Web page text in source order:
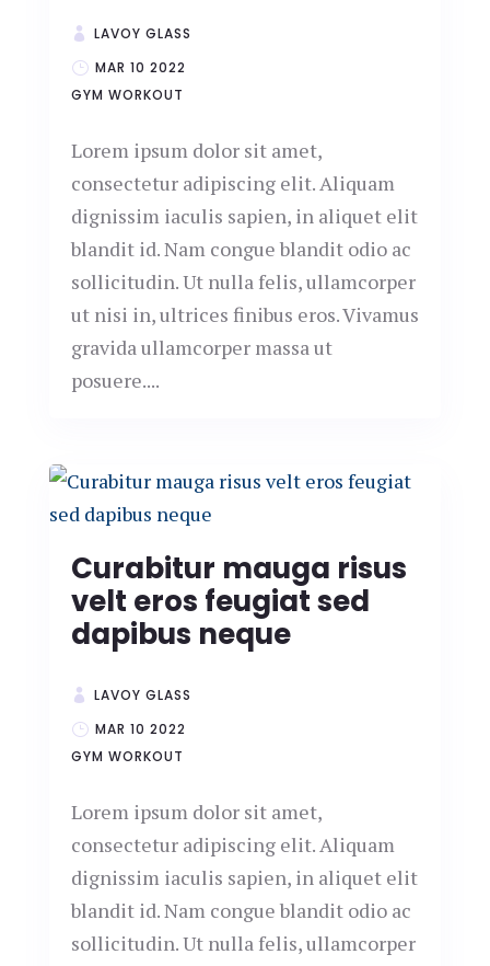
LAVOY GLASS
MAR 10 2022
GYM WORKOUT
Lorem ipsum dolor sit amet,
consectetur adipiscing elit. Aliquam
dignissim iaculis sapien, in aliquet elit
blandit id. Nam congue blandit odio ac
sollicitudin. Ut nulla felis, ullamcorper
ut nisi in, ultrices finibus eros. Vivamus
gravida ullamcorper massa ut
posuere....
Curabitur mauga risus
velt eros feugiat sed
dapibus neque
LAVOY GLASS
MAR 10 2022
GYM WORKOUT
Lorem ipsum dolor sit amet,
consectetur adipiscing elit. Aliquam
dignissim iaculis sapien, in aliquet elit
blandit id. Nam congue blandit odio ac
sollicitudin. Ut nulla felis, ullamcorper